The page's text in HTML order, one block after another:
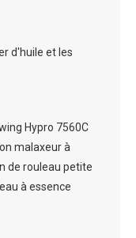
d'huile et les
Hypro 7560C
malaxeur à
de rouleau petite
à essence